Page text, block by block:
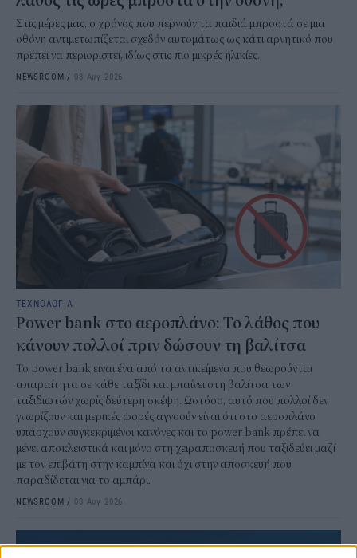
Στις μέρες μας, ο χρόνος που περνούν τα παιδιά μπροστά σε μια
οθόνη αντιμετωπίζεται σχεδόν αυτομάτως ως κάτι αρνητικό που
πρέπει να περιοριστεί, ιδίως στις πιο μικρές ηλικίες.
NEWSROOM / 08 Αυγ 2026
ΤΕΧΝΟΛΟΓΙΑ
Power bank στο αεροπλάνο: Το λάθος που
κάνουν πολλοί πριν δώσουν τη βαλίτσα
To power bank είναι ένα από τα αντικείμενα που θεωρούνται
απαραίτητα σε κάθε ταξίδι και μπαίνει στη βαλίτσα των
ταξιδιωτών χωρίς δεύτερη σκέψη. Ωστόσο, αυτό που πολλοί δεν
γνωρίζουν και μερικές φορές αγνοούν είναι ότι στο αεροπλάνο
υπάρχουν συγκεκριμένοι κανόνες και το power bank πρέπει να
μένει αποκλειστικά και μόνο στη χειραποσκευή που ταξιδεύει μαζί
με τον επιβάτη στην καμπίνα και όχι στην αποσκευή που
παραδίδεται για το αμπάρι.
NEWSROOM / 08 Αυγ 2026